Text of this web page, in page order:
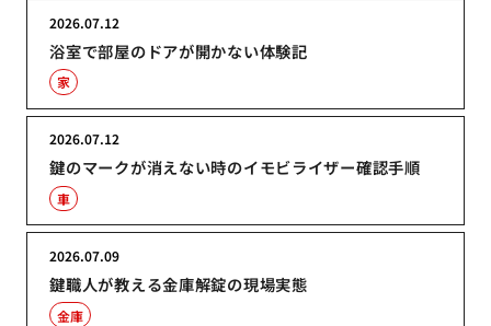
浴室で部屋のドアが開かない体験記
2026.07.12
家
鍵のマークが消えない時のイモビライザー確認手順
2026.07.12
車
鍵職人が教える金庫解錠の現場実態
2026.07.09
金庫